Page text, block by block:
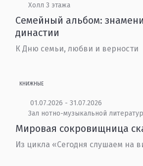
Холл 3 этажа
Семейный альбом:
династии
К Дню семьи, любви и верности
КНИЖНЫЕ
01.07.2026 - 31.07.2026
Зал нотно-музыкальной
Мировая сокровищница
Из цикла «Сегодня слушаем на